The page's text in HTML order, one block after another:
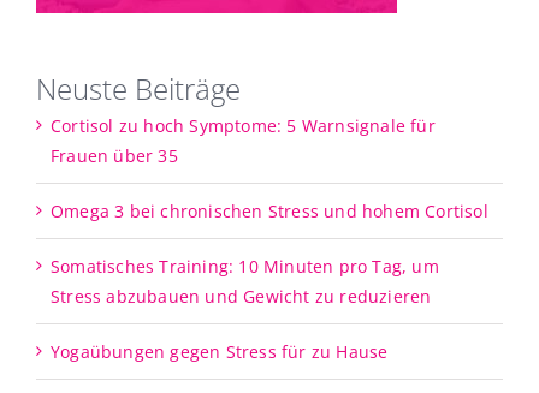
Neuste Beiträge
Cortisol zu hoch Symptome: 5 Warnsignale für
Frauen über 35
Omega 3 bei chronischen Stress und hohem Cortisol
Somatisches Training: 10 Minuten pro Tag, um
Stress abzubauen und Gewicht zu reduzieren
Yogaübungen gegen Stress für zu Hause